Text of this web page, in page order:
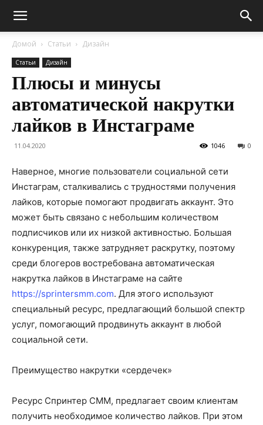
Домой Статьи Дизайн
Статьи Дизайн
Плюсы и минусы
автоматической накрутки
лайков в Инстаграме
11.04.2020 0
1046
Наверное, многие пользователи социальной сети
Инстаграм, сталкивались с трудностями получения
лайков, которые помогают продвигать аккаунт. Это
может быть связано с небольшим количеством
подписчиков или их низкой активностью. Большая
конкуренция, также затрудняет раскрутку, поэтому
среди блогеров востребована автоматическая
накрутка лайков в Инстаграме на сайте
https://sprintersmm.com. Для этого используют
специальный ресурс, предлагающий большой спектр
услуг, помогающий продвинуть аккаунт в любой
социальной сети.
Преимущество накрутки «сердечек»
Ресурс Спринтер СММ, предлагает своим клиентам
получить необходимое количество лайков. При этом